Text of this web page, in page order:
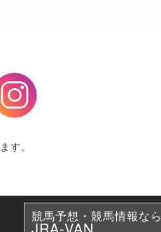
す。
競馬予想・競馬情報なら
JRA-VAN